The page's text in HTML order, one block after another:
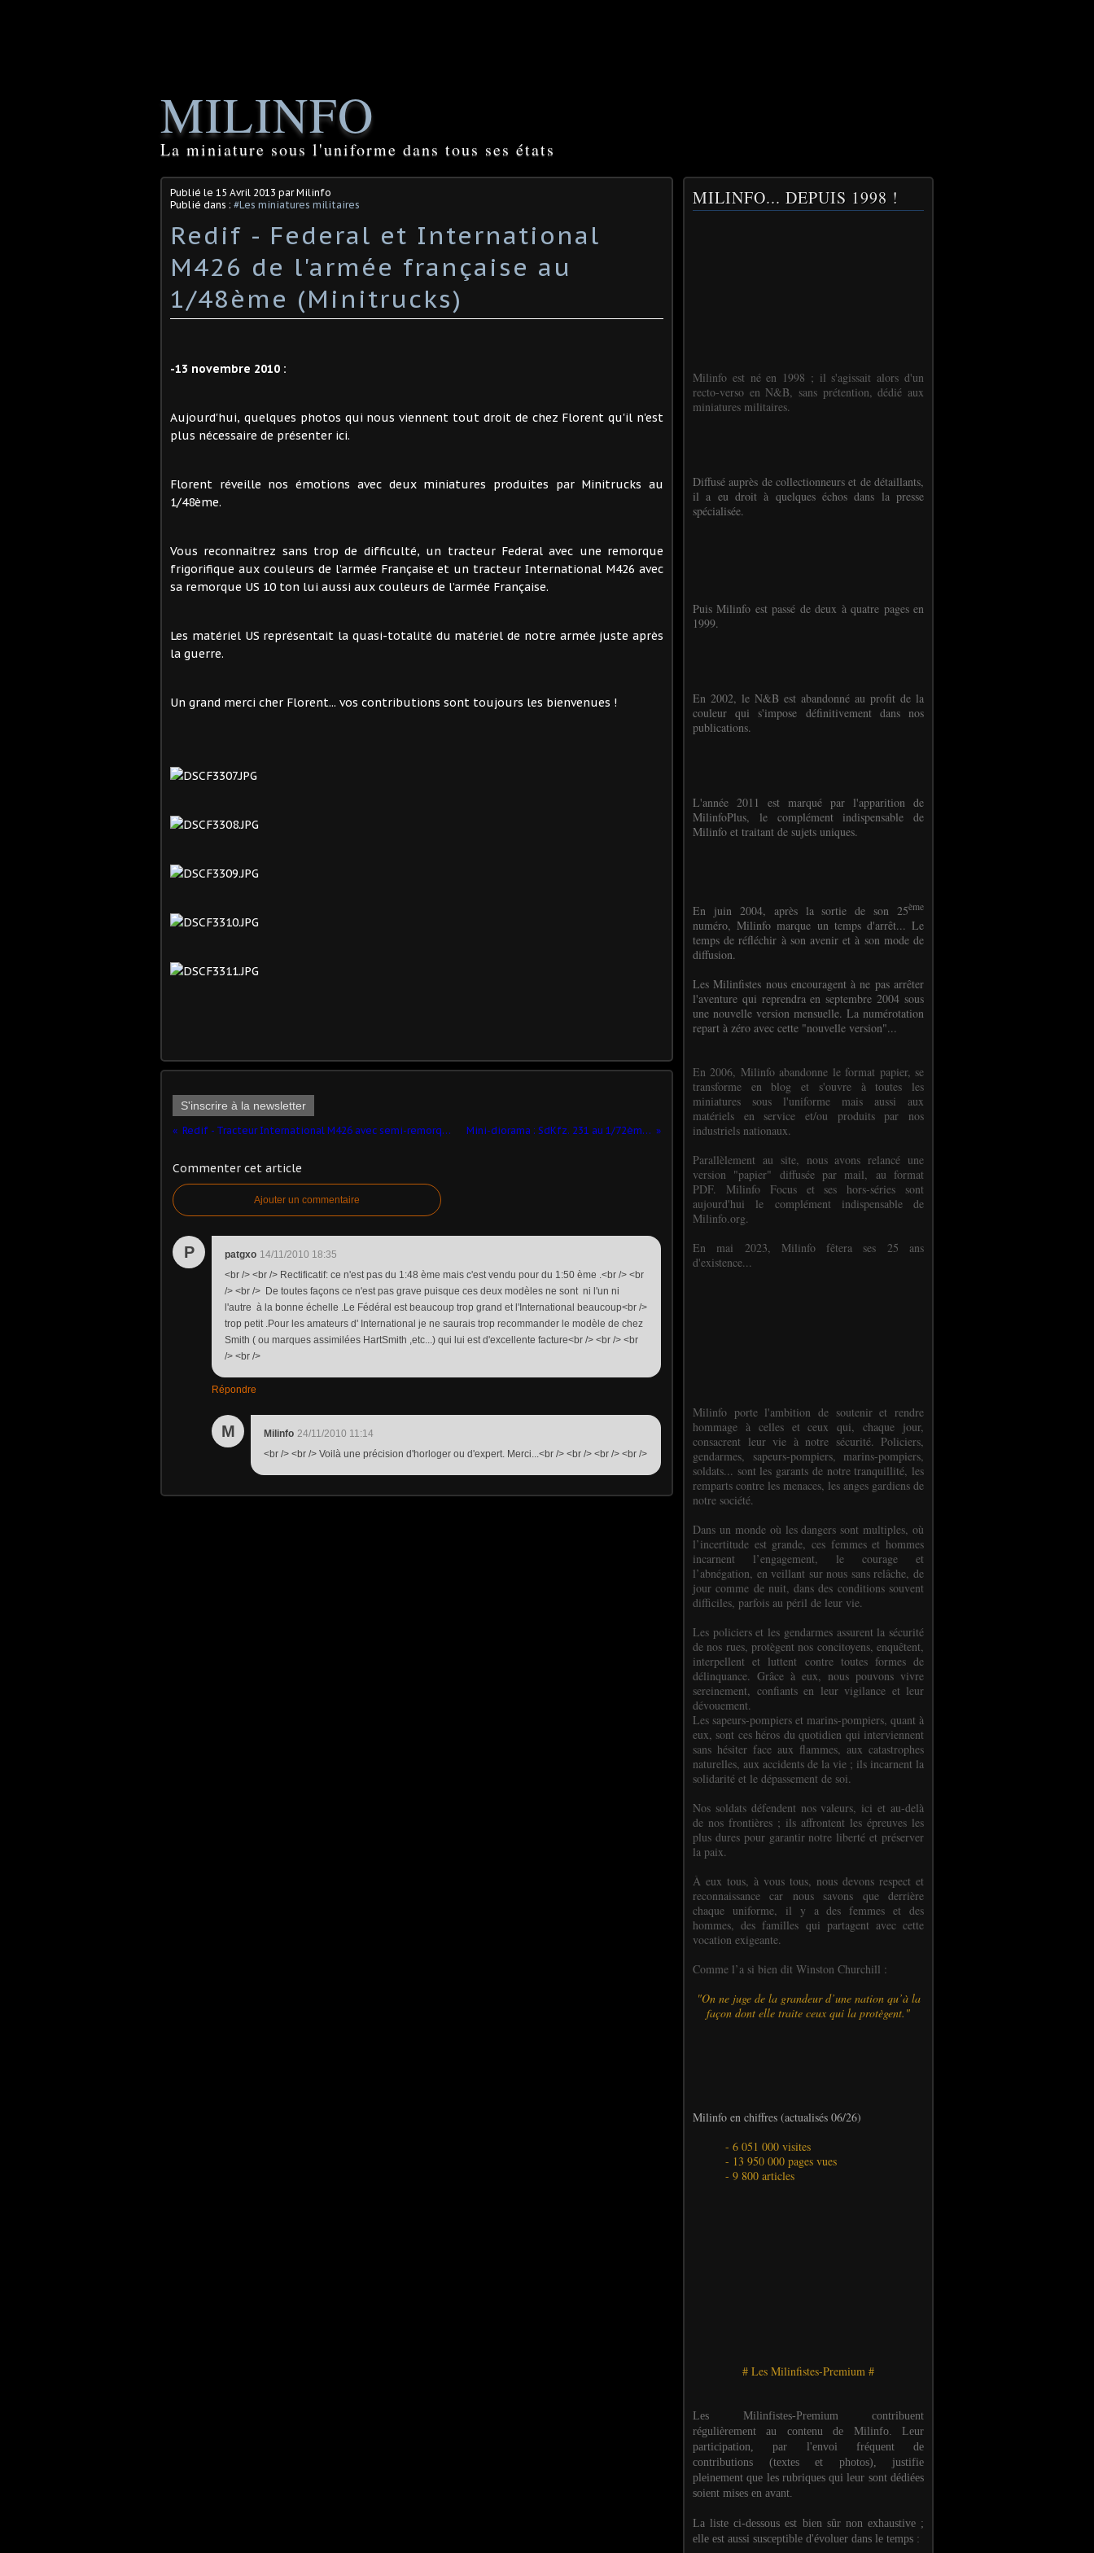
MILINFO
La miniature sous l'uniforme dans tous ses états
Publié le 15 Avril 2013 par Milinfo
Publié dans : #Les miniatures militaires
Redif - Federal et International
M426 de l'armée française au
1/48ème (Minitrucks)
-13 novembre 2010 :
Aujourd'hui, quelques photos qui nous viennent tout droit de chez Florent qu'il n'est
plus nécessaire de présenter ici.
Florent réveille nos émotions avec deux miniatures produites par Minitrucks au
1/48ème.
Vous reconnaitrez sans trop de difficulté, un tracteur Federal avec une remorque
frigorifique aux couleurs de l’armée Française et un tracteur International M426 avec
sa remorque US 10 ton lui aussi aux couleurs de l’armée Française.
Les matériel US représentait la quasi-totalité du matériel de notre armée juste après
la guerre.
Un grand merci cher Florent... vos contributions sont toujours les bienvenues !
S'inscrire à la newsletter
Redif - Tracteur International M426 avec semi-remorque cargo au 1/48ème (Angégo) Mini-diorama : SdKfz. 231 au 1/72ème (par Patrice Dauga)
Commenter cet article
Ajouter un commentaire
P patgxo 14/11/2010 18:35
<br /> <br /> Rectificatif: ce n'est pas du 1:48 ème mais c'est vendu pour du 1:50 ème .<br /> <br
/> <br /> De toutes façons ce n'est pas grave puisque ces deux modèles ne sont ni l'un ni
l'autre à la bonne échelle .Le Fédéral est beaucoup trop grand et l'International beaucoup<br />
trop petit .Pour les amateurs d' International je ne saurais trop recommander le modèle de chez
Smith ( ou marques assimilées HartSmith ,etc...) qui lui est d'excellente facture<br /> <br /> <br
/> <br />
Répondre
M Milinfo 24/11/2010 11:14
<br /> <br /> Voilà une précision d'horloger ou d'expert. Merci...<br /> <br /> <br /> <br />
MILINFO... DEPUIS 1998 !
Milinfo est né en 1998 ; il s'agissait alors d'un
recto-verso en N&B, sans prétention, dédié aux
miniatures militaires.
Diffusé auprès de collectionneurs et de détaillants,
il a eu droit à quelques échos dans la presse
spécialisée.
Puis Milinfo est passé de deux à quatre pages en
1999.
En 2002, le N&B est abandonné au profit de la
couleur qui s'impose définitivement dans nos
publications.
L'année 2011 est marqué par l'apparition de
MilinfoPlus, le complément indispensable de
Milinfo et traitant de sujets uniques.
En juin 2004, après la sortie de son 25ème
numéro, Milinfo marque un temps d'arrêt... Le
temps de réfléchir à son avenir et à son mode de
diffusion.
Les Milinfistes nous encouragent à ne pas arrêter
l'aventure qui reprendra en septembre 2004 sous
une nouvelle version mensuelle. La numérotation
repart à zéro avec cette "nouvelle version"...
En 2006, Milinfo abandonne le format papier, se
transforme en blog et s'ouvre à toutes les
miniatures sous l'uniforme mais aussi aux
matériels en service et/ou produits par nos
industriels nationaux.
Parallèlement au site, nous avons relancé une
version "papier" diffusée par mail, au format
PDF. Milinfo Focus et ses hors-séries sont
aujourd'hui le complément indispensable de
Milinfo.org.
En mai 2023, Milinfo fêtera ses 25 ans
d'existence...
Milinfo porte l'ambition de soutenir et rendre
hommage à celles et ceux qui, chaque jour,
consacrent leur vie à notre sécurité. Policiers,
gendarmes, sapeurs-pompiers, marins-pompiers,
soldats... sont les garants de notre tranquillité, les
remparts contre les menaces, les anges gardiens de
notre société.
Dans un monde où les dangers sont multiples, où
l’incertitude est grande, ces femmes et hommes
incarnent l’engagement, le courage et
l’abnégation, en veillant sur nous sans relâche, de
jour comme de nuit, dans des conditions souvent
difficiles, parfois au péril de leur vie.
Les policiers et les gendarmes assurent la sécurité
de nos rues, protègent nos concitoyens, enquêtent,
interpellent et luttent contre toutes formes de
délinquance. Grâce à eux, nous pouvons vivre
sereinement, confiants en leur vigilance et leur
dévouement.
Les sapeurs-pompiers et marins-pompiers, quant à
eux, sont ces héros du quotidien qui interviennent
sans hésiter face aux flammes, aux catastrophes
naturelles, aux accidents de la vie ; ils incarnent la
solidarité et le dépassement de soi.
Nos soldats défendent nos valeurs, ici et au-delà
de nos frontières ; ils affrontent les épreuves les
plus dures pour garantir notre liberté et préserver
la paix.
À eux tous, à vous tous, nous devons respect et
reconnaissance car nous savons que derrière
chaque uniforme, il y a des femmes et des
hommes, des familles qui partagent avec cette
vocation exigeante.
Comme l’a si bien dit Winston Churchill :
"On ne juge de la grandeur d’une nation qu’à la
façon dont elle traite ceux qui la protègent."
Milinfo en chiffres (actualisés 06/26)
- 6 051 000 visites
- 13 950 000 pages vues
- 9 800 articles
# Les Milinfistes-Premium #
Les Milinfistes-Premium contribuent
régulièrement au contenu de Milinfo. Leur
participation, par l'envoi fréquent de
contributions (textes et photos), justifie
pleinement que les rubriques qui leur sont dédiées
soient mises en avant.
La liste ci-dessous est bien sûr non exhaustive ;
elle est aussi susceptible d'évoluer dans le temps :